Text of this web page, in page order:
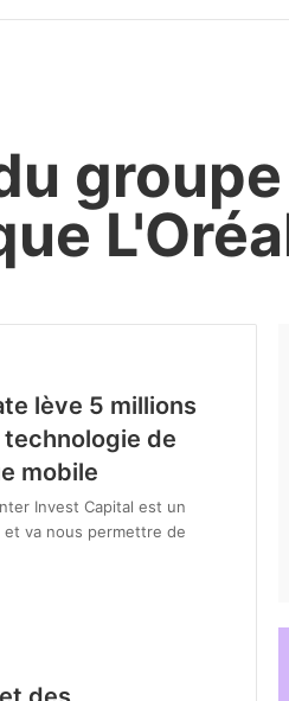
lève 5 millions
technologie de
mobile
Invest Capital est un
va nous permettre de